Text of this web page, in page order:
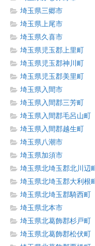
埼玉県三郷市
埼玉県上尾市
埼玉県久喜市
埼玉県児玉郡上里町
埼玉県児玉郡神川町
埼玉県児玉郡美里町
埼玉県入間市
埼玉県入間郡三芳町
埼玉県入間郡毛呂山町
埼玉県入間郡越生町
埼玉県八潮市
埼玉県加須市
埼玉県北埼玉郡北川辺町
埼玉県北埼玉郡大利根町
埼玉県北埼玉郡騎西町
埼玉県北本市
埼玉県北葛飾郡杉戸町
埼玉県北葛飾郡松伏町